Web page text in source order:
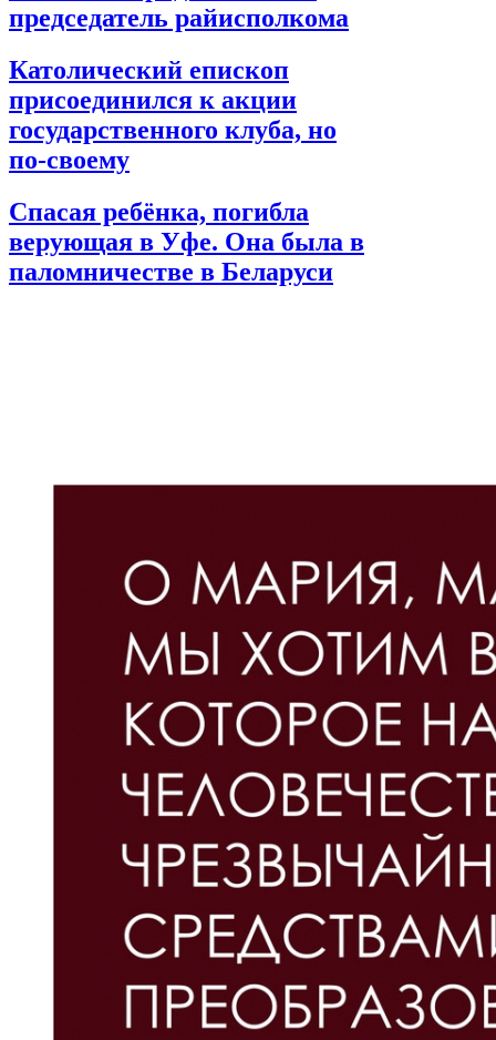
председатель райисполкома
Католический епископ
присоединился к акции
государственного клуба, но
по-своему
Спасая ребёнка, погибла
верующая в Уфе. Она была в
паломничестве в Беларуси